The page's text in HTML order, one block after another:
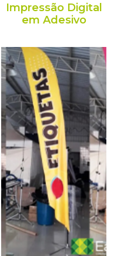
Impressão Digital
em Adesivo